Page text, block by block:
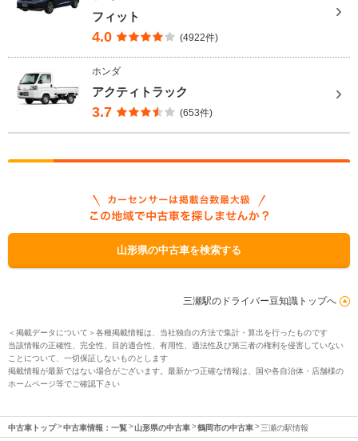
フィット
4.0 (4922件)
ホンダ
アクティトラック
3.7 (653件)
山形県の中古車を検索する
三瀬駅のドライバー豆知識トップへ
＜掲載データについて＞各種掲載情報は、当社独自の方法で集計・算出を行ったものです
当該情報の正確性、完全性、目的適合性、有用性、適法性及び第三者の権利を侵害していない
ことについて、一切保証しないものとします
掲載情報が最新ではない場合がございます。最新かつ正確な情報は、国や各自治体・店舗様の
ホームページ等でご確認下さい
中古車トップ 中古車情報：一覧 山形県の中古車 鶴岡市の中古車 三瀬の駅情報